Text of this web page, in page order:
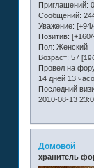
Приглашений: 0
Сообщений:
Уважение:
Позитив:
Пол: Женский
Возраст: 57
Провел на
14 дней 13
Последний
2010-08-13
Домовой
хранитель